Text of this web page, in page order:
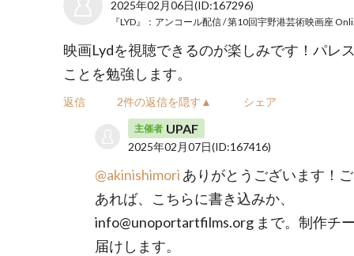
2025年02月06日(ID:167296)
映画Lydを視聴できるのが楽しみです！パレ
ことを勉強します。
返信 2件の返信を隠す▲ シェア
主催者 UPAF
2025年02月07日(ID:167416)
@akinishimori ありがとうございます！
あれば、こちらに書き込みか、
info@unoportartfilms.org まで。制作チ
届けします。